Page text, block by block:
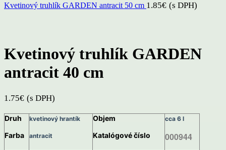
Kvetinový truhlík GARDEN antracit 50 cm 1.85€ (s DPH)
Kvetinový truhlík GARDEN
antracit 40 cm
1.75€ (s DPH)
Druh
Farba
kvetinový hrantík
antracit
Objem
Katalógové číslo
cca 6 l
000944